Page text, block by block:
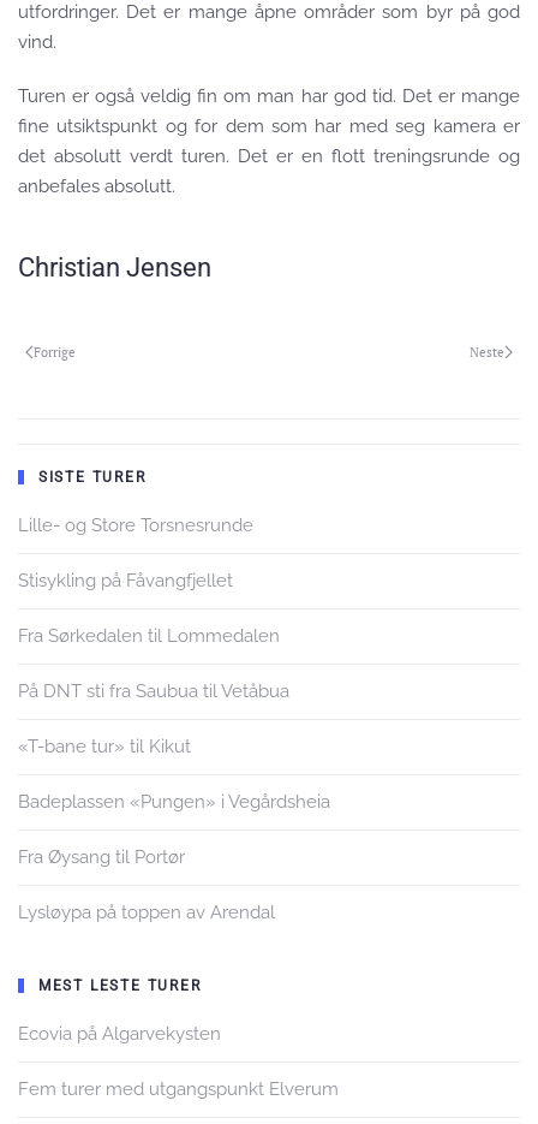
utfordringer. Det er mange åpne områder som byr på god
vind.
Turen er også veldig fin om man har god tid. Det er mange
fine utsiktspunkt og for dem som har med seg kamera er
det absolutt verdt turen. Det er en flott treningsrunde og
anbefales absolutt.
Christian Jensen
Forrige Neste
SISTE TURER
Lille- og Store Torsnesrunde
Stisykling på Fåvangfjellet
Fra Sørkedalen til Lommedalen
På DNT sti fra Saubua til Vetåbua
«T-bane tur» til Kikut
Badeplassen «Pungen» i Vegårdsheia
Fra Øysang til Portør
Lysløypa på toppen av Arendal
MEST LESTE TURER
Ecovia på Algarvekysten
Fem turer med utgangspunkt Elverum